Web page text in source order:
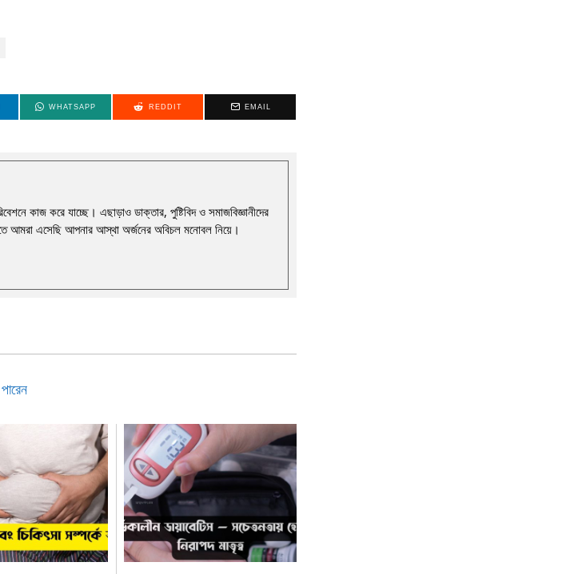
WHATSAPP REDDIT EMAIL
কাজ করে যাচ্ছে। এছাড়াও ডাক্তার, পুষ্টিবিদ ও সমাজবিজ্ঞানীদের
আমরা এসেছি আপনার আস্থা অর্জনের অবিচল মনোবল নিয়ে।